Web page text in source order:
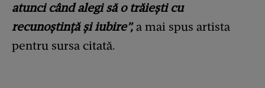
atunci când alegi să o trăiești cu
recunoștință și iubire”,a mai spus artista
pentru sursa citată.